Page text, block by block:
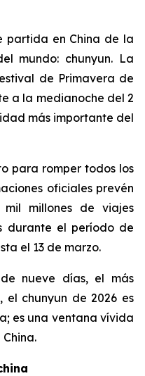
partida en China de la
mundo: chunyun. La
de Primavera de
a la medianoche del 2
más importante del
para romper todos los
oficiales prevén
millones de viajes
durante el período de
el 13 de marzo.
nueve días, el más
chunyun de 2026 es
es una ventana vívida